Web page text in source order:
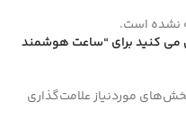
نشده است.
می کنید برای “ساعت هوشمند
موردنیاز علامت‌گذاری